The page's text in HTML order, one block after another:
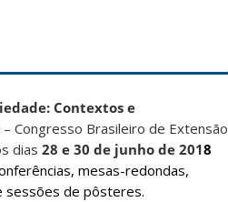
Contextos e
– Congresso Brasileiro de Extensão
dias 28 e 30 de junho de 2018
mesas-redondas,
sessões de pôsteres.